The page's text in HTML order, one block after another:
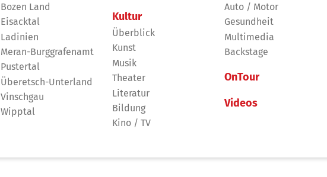
Bozen Land
Eisacktal
Ladinien
Meran-Burggrafenamt
Pustertal
Überetsch-Unterland
Vinschgau
Wipptal
Kultur
Überblick
Kunst
Musik
Theater
Literatur
Bildung
Kino / TV
Auto / Motor
Gesundheit
Multimedia
Backstage
OnTour
Videos